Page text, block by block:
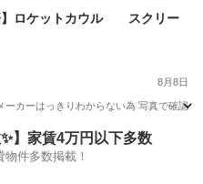
】ロケットカウル スクリー
8月8日
ーカーはっきりわからない為 写真で確認
】家賃4万円以下多数
物件多数掲載！